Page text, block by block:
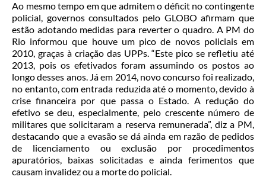
Ao mesmo tempo em que admitem o déficit no contingente
policial, governos consultados pelo GLOBO afirmam que
estão adotando medidas para reverter o quadro. A PM do
Rio informou que houve um pico de novos policiais em
2010, graças à criação das UPPs. “Este pico se refletiu até
2013, pois os efetivados foram assumindo os postos ao
longo desses anos. Já em 2014, novo concurso foi realizado,
no entanto, com entrada reduzida até o momento, devido à
crise financeira por que passa o Estado. A redução do
efetivo se deu, especialmente, pelo crescente número de
militares que solicitaram a reserva remunerada”, diz a PM,
destacando que a evasão se dá ainda em razão de pedidos
de licenciamento ou exclusão por procedimentos
apuratórios, baixas solicitadas e ainda ferimentos que
causam invalidez ou a morte do policial.